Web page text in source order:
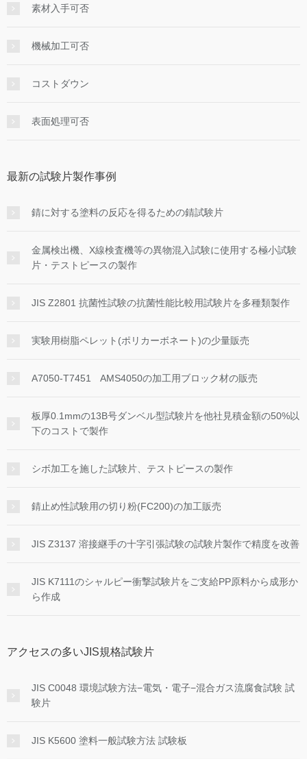
素材入手可否
機械加工可否
コストダウン
表面処理可否
最新の試験片製作事例
錆に対する塗料の反応を得るための錆試験片
金属検出機、X線検査機等の異物混入試験に使用する極小試験
片・テストピースの製作
JIS Z2801 抗菌性試験の抗菌性能比較用試験片を多種類製作
実験用樹脂ペレット(ポリカーボネート)の少量販売
A7050-T7451 AMS4050の加工用ブロック材の販売
板厚0.1mmの13B号ダンベル型試験片を他社見積金額の50%以
下のコストで製作
シボ加工を施した試験片、テストピースの製作
錆止め性試験用の切り粉(FC200)の加工販売
JIS Z3137 溶接継手の十字引張試験の試験片製作で精度を改善
JIS K7111のシャルピー衝撃試験片をご支給PP原料から成形か
ら作成
アクセスの多いJIS規格試験片
JIS C0048 環境試験方法−電気・電子−混合ガス流腐食試験 試
験片
JIS K5600 塗料一般試験方法 試験板